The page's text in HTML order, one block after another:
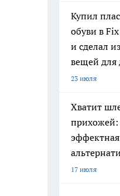
Купил
обуви в
и сделал
вещей для
23 июля
Хватит
прихожей:
17 июля